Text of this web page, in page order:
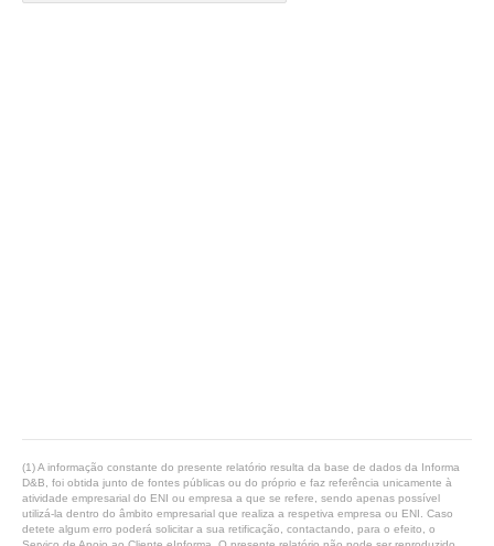
(1) A informação constante do presente relatório resulta da base de dados da Informa
D&B, foi obtida junto de fontes públicas ou do próprio e faz referência unicamente à
atividade empresarial do ENI ou empresa a que se refere, sendo apenas possível
utilizá-la dentro do âmbito empresarial que realiza a respetiva empresa ou ENI. Caso
detete algum erro poderá solicitar a sua retificação, contactando, para o efeito, o